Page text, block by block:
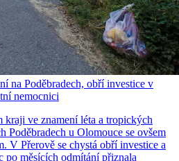
na Poděbradech, obří investice v
nemocnici
ve znamení léta a tropických
Poděbradech u Olomouce se ovšem
V Přerově se chystá obří investice a
po měsících odmítání přiznala